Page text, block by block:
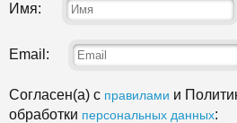
Имя:
Email:
Согласен(а) с правилами и
обработки персональных данных: